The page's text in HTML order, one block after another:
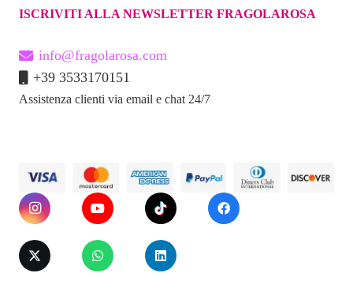
ISCRIVITI ALLA NEWSLETTER FRAGOLAROSA
info@fragolarosa.com
+39 3533170151
Assistenza clienti via email e chat 24/7